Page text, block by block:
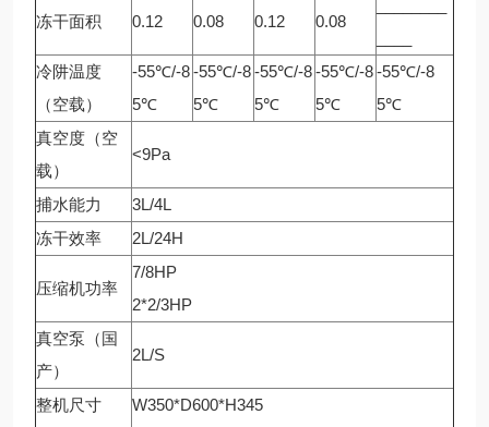
冻干面积 0.12 0.08 0.12 0.08
冷阱温度
（空载）
-55℃/-8
5℃
-55℃/-8
5℃
-55℃/-8
5℃
-55℃/-8
5℃
-55℃/-8
5℃
真空度（空
载）
<9Pa
捕水能力
3L/4L
冻干效率
2L/24H
压缩机功率
7/8HP
2*2/3HP
真空泵（国
产）
2L/S
整机尺寸
W350*D600*H345